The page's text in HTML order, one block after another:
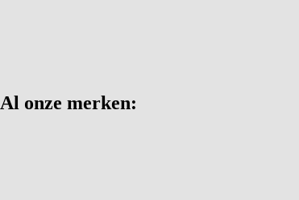
Al onze merken: